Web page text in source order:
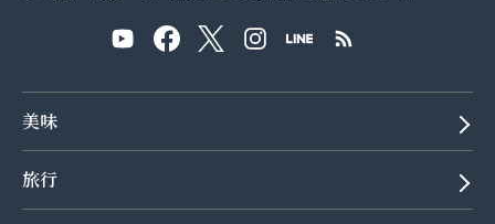
美味
旅行